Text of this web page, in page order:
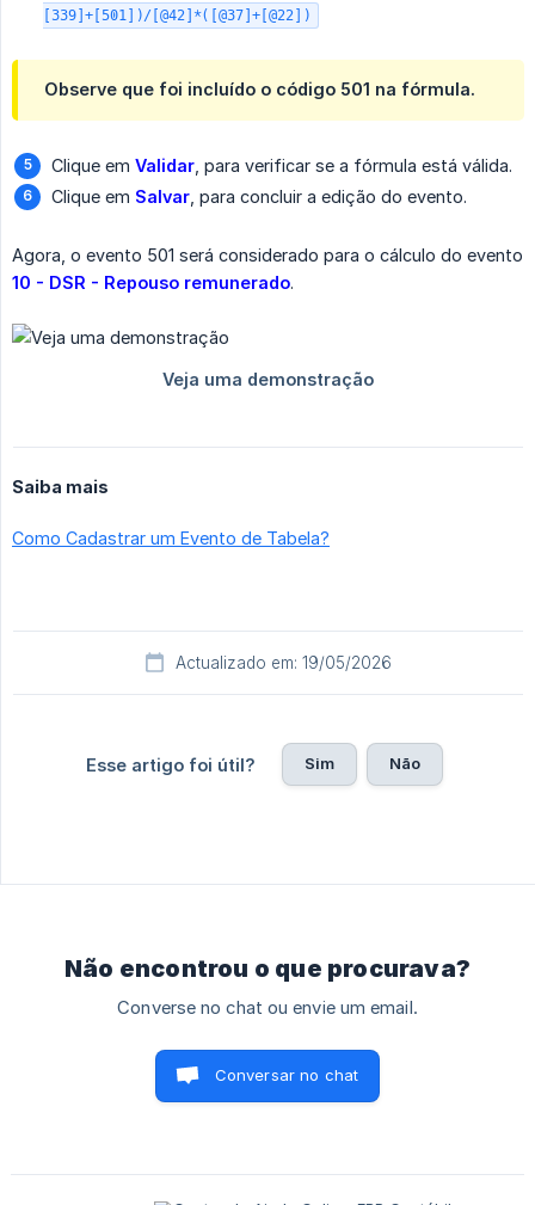
[339]+[501])/[@42]*([@37]+[@22])
Observe que foi incluído o código 501 na fórmula.
Clique em Validar , para verificar se a fórmula está válida.
Clique em Salvar , para concluir a edição do evento.
Agora, o evento 501 será considerado para o cálculo do evento
10 - DSR - Repouso remunerado.
Saiba mais
Como Cadastrar um Evento de Tabela?
Actualizado em: 19/05/2026
Esse artigo foi útil? Sim Não
Não encontrou o que procurava?
Converse no chat ou envie um email.
Conversar no chat